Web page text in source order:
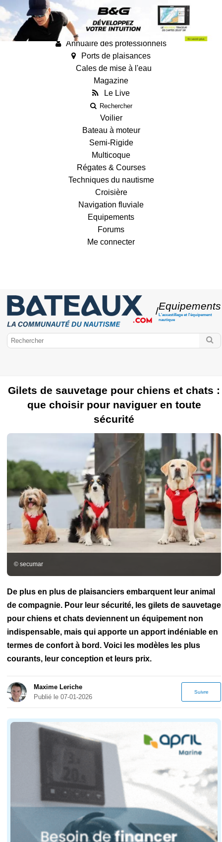
Annonces
Guides
Fiches techniques des bateaux
Annuaire des professionnels
Ports de plaisances
Cales de mise à l'eau
Magazine
Le Live
Rechercher
Voilier
Bateau à moteur
Semi-Rigide
Multicoque
Régates & Courses
Techniques du nautisme
Croisière
Navigation fluviale
Equipements
Forums
Me connecter
/Equipements
L'accastillage et l'équipement
nautique
Vêtements marins
Applications nautiques Construction
amateurAmarre Assurance FlashTide Gilet de
sauvetage Grand-voile Gréement Lampe frontale Pare-battage
Sécurité maritime
Shipchandler
Gilets de sauvetage pour chiens et chats :
que choisir pour naviguer en toute
sécurité
© secumar
De plus en plus de plaisanciers embarquent leur animal
de compagnie. Pour leur sécurité, les gilets de sauvetage
pour chiens et chats deviennent un équipement non
indispensable, mais qui apporte un apport indéniable en
termes de confort à bord. Voici les modèles les plus
courants, leur conception et leurs prix.
Maxime Leriche
Publié le 07-01-2026
Suivre